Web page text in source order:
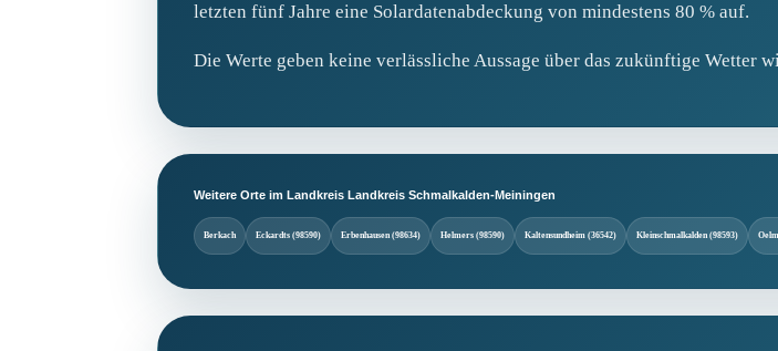
letzten fünf Jahre eine Solardatenabdeckung von mindestens 80 % auf.
Die Werte geben keine verlässliche Aussage über das zukünftige Wetter
Weitere Orte im Landkreis Landkreis Schmalkalden-Meiningen
Berkach Eckardts (98590) Erbenhausen (98634) Helmers (98590) Kaltensundheim (36542) Kleinschmalkalden (98593)